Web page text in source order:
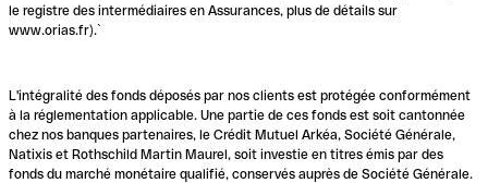
le registre des intermédiaires en Assurances, plus de détails sur
www.orias.fr).`
L'intégralité des fonds déposés par nos clients est protégée conformément
à la réglementation applicable. Une partie de ces fonds est soit cantonnée
chez nos banques partenaires, le Crédit Mutuel Arkéa, Société Générale,
Natixis et Rothschild Martin Maurel, soit investie en titres émis par des
fonds du marché monétaire qualifié, conservés auprès de Société Générale.